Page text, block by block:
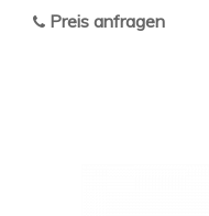
Preis anfragen